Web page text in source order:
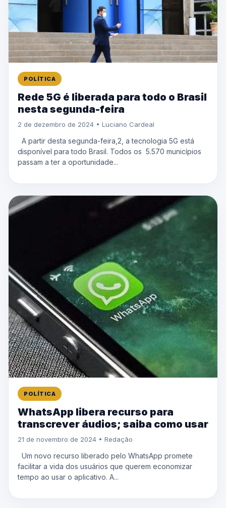
POLÍTICA
Rede 5G é liberada para todo o Brasil
nesta segunda-feira
2 de dezembro de 2024 • Luciano Cardeal
A partir desta segunda-feira,2, a tecnologia 5G está
disponível para todo Brasil. Todos os 5.570 municípios
passam a ter a oportunidade...
POLÍTICA
WhatsApp libera recurso para
transcrever áudios; saiba como usar
21 de novembro de 2024 • Redação
Um novo recurso liberado pelo WhatsApp promete
facilitar a vida dos usuários que querem economizar
tempo ao usar o aplicativo. A...